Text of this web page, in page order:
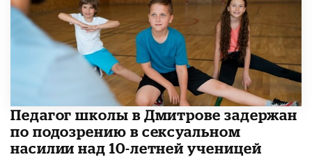
Педагог школы в Дмитрове задержан
по подозрению в сексуальном
насилии над 10-летней ученицей